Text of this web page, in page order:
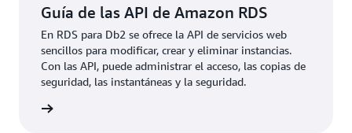
Guía de las API de Amazon RDS
En RDS para Db2 se ofrece la API de servicios web
sencillos para modificar, crear y eliminar instancias.
Con las API, puede administrar el acceso, las copias de
seguridad, las instantáneas y la seguridad.